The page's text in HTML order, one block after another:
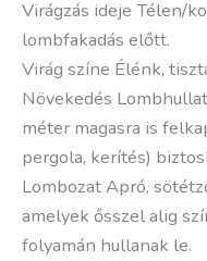
Virágzás ideje Télen/
lombfakadás előtt.
Virág színe Élénk,
Növekedés
méter magasra is
pergola, kerítés)
Lombozat Apró,
amelyek ősszel alig
folyamán hullanak le.